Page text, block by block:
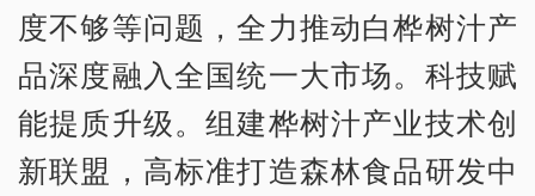
度不够等问题，全力推动白桦树汁产
品深度融入全国统一大市场。科技赋
能提质升级。组建桦树汁产业技术创
新联盟，高标准打造森林食品研发中